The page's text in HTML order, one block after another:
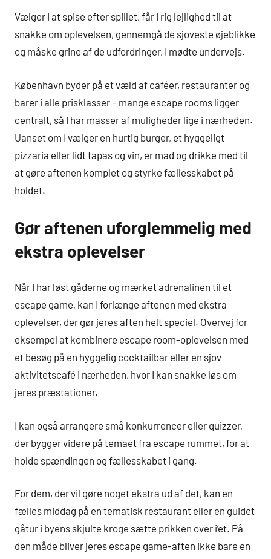
Vælger I at spise efter spillet, får I rig lejlighed til at
snakke om oplevelsen, gennemgå de sjoveste øjeblikke
og måske grine af de udfordringer, I mødte undervejs.
København byder på et væld af caféer, restauranter og
barer i alle prisklasser – mange escape rooms ligger
centralt, så I har masser af muligheder lige i nærheden.
Uanset om I vælger en hurtig burger, et hyggeligt
pizzaria eller lidt tapas og vin, er mad og drikke med til
at gøre aftenen komplet og styrke fællesskabet på
holdet.
Gør aftenen uforglemmelig med
ekstra oplevelser
Når I har løst gåderne og mærket adrenalinen til et
escape game, kan I forlænge aftenen med ekstra
oplevelser, der gør jeres aften helt speciel. Overvej for
eksempel at kombinere escape room-oplevelsen med
et besøg på en hyggelig cocktailbar eller en sjov
aktivitetscafé i nærheden, hvor I kan snakke løs om
jeres præstationer.
I kan også arrangere små konkurrencer eller quizzer,
der bygger videre på temaet fra escape rummet, for at
holde spændingen og fællesskabet i gang.
For dem, der vil gøre noget ekstra ud af det, kan en
fælles middag på en tematisk restaurant eller en guidet
gåtur i byens skjulte kroge sætte prikken over i’et. På
den måde bliver jeres escape game-aften ikke bare en